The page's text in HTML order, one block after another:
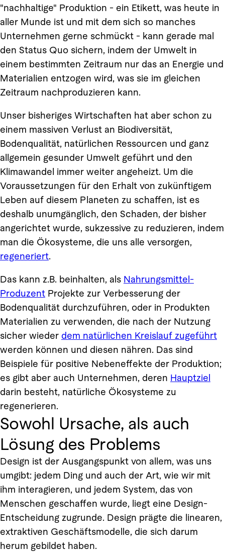
"nachhaltige" Produktion - ein Etikett, was heute in
aller Munde ist und mit dem sich so manches
Unternehmen gerne schmückt - kann gerade mal
den Status Quo sichern, indem der Umwelt in
einem bestimmten Zeitraum nur das an Energie und
Materialien entzogen wird, was sie im gleichen
Zeitraum nachproduzieren kann.
Unser bisheriges Wirtschaften hat aber schon zu
einem massiven Verlust an Biodiversität,
Bodenqualität, natürlichen Ressourcen und ganz
allgemein gesunder Umwelt geführt und den
Klimawandel immer weiter angeheizt. Um die
Voraussetzungen für den Erhalt von zukünftigem
Leben auf diesem Planeten zu schaffen, ist es
deshalb unumgänglich, den Schaden, der bisher
angerichtet wurde, sukzessive zu reduzieren, indem
man die Ökosysteme, die uns alle versorgen,
regeneriert.
Das kann z.B. beinhalten, als Nahrungsmittel-
Produzent Projekte zur Verbesserung der
Bodenqualität durchzuführen, oder in Produkten
Materialien zu verwenden, die nach der Nutzung
sicher wieder dem natürlichen Kreislauf zugeführt
werden können und diesen nähren. Das sind
Beispiele für positive Nebeneffekte der Produktion;
es gibt aber auch Unternehmen, deren Hauptziel
darin besteht, natürliche Ökosysteme zu
regenerieren.
Sowohl Ursache, als auch
Lösung des Problems
Design ist der Ausgangspunkt von allem, was uns
umgibt: jedem Ding und auch der Art, wie wir mit
ihm interagieren, und jedem System, das von
Menschen geschaffen wurde, liegt eine Design-
Entscheidung zugrunde. Design prägte die linearen,
extraktiven Geschäftsmodelle, die sich darum
herum gebildet haben.